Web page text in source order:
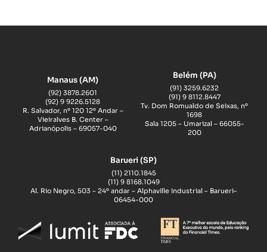
Manaus (AM)
(92) 3878.2601
(92) 9 9226.5128
R. Salvador, nº 120 12º Andar –
Vieiralves B. Center –
Adrianópolis – 69057-040
Belém (PA)
(91) 3259.6232
(91) 9 8112.8447
Tv. Dom Romualdo de Seixas, nº
1698
Sala 1205 – Umarizal – 66055-
200
Barueri (SP)
(11) 2110.1845
(11) 9 8168.1049
Al. Rio Negro, 503 – 24º andar – Alphaville Industrial – Barueri–
06454-000